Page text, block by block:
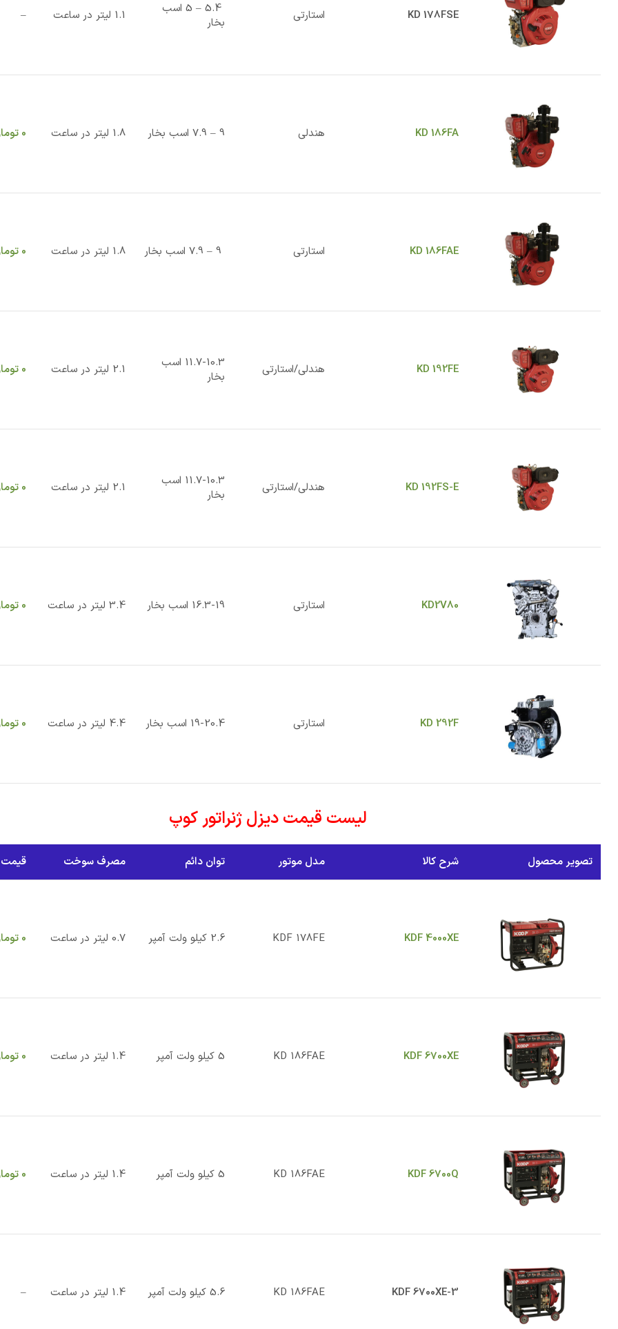
KD 178FSE استارتی
5.4 – 5 اسب
بخار
1.1 لیتر در ساعت –
KD 186FA هندلی 9 – 7.9 اسب بخار 1.8 لیتر در ساعت 0
KD 186FAE استارتی 1.8 لیتر در ساعت 0
KD 192FE هندلی/استارتی
11.7-10.3 اسب
بخار
2.1 لیتر در ساعت 0
KD 192FS-E هندلی/استارتی
11.7-10.3 اسب
بخار
2.1 لیتر در ساعت 0
KD2V80 استارتی 16.3-19 اسب بخار 3.4 لیتر در ساعت 0
KD 292F استارتی 19-20.4 اسب بخار 4.4 لیتر در ساعت 0
لیست قیمت دیزل ژنراتور کوپ
تصویر محصول شرح کالا مدل موتور توان دائم مصرف سوخت قیمت
KDF 4000XE
KDF 178FE 2.6 کیلو ولت آمپر 0.7 لیتر در ساعت 0
KDF 6700XE
KD 186FAE 5 کیلو ولت آمپر 1.4 لیتر در ساعت 0
KDF 6700Q
KD 186FAE 5 کیلو ولت آمپر 1.4 لیتر در ساعت 0
KDF 6700XE-3
KD 186FAE 5.6 کیلو ولت آمپر 1.4 لیتر در ساعت –